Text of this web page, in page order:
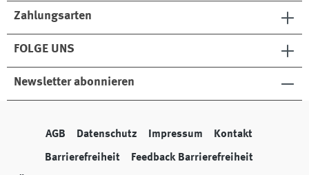
Zahlungsarten
FOLGE UNS
Newsletter abonnieren
AGB Datenschutz Impressum Kontakt
Barrierefreiheit Feedback Barrierefreiheit